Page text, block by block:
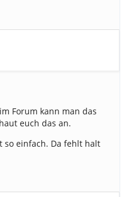
Forum kann man das
euch das an.
so einfach. Da fehlt halt